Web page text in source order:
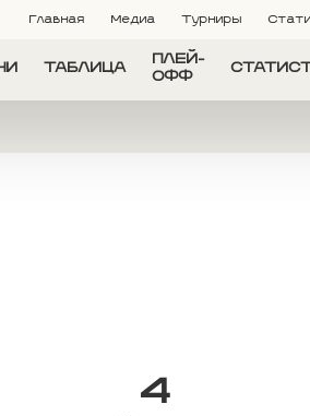
Главная Медиа Турниры
ТАБЛИЦА
ПЛЕЙ-
ОФФ
4